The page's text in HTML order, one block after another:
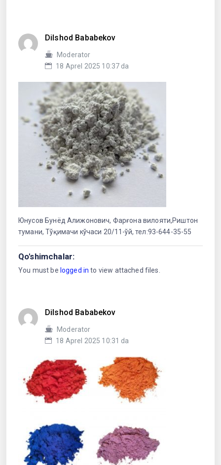
Dilshod Bababekov
Moderator
18 Aprel 2025 10:37 da
Юнусов Бунёд Алижонович, Фарғона вилояти,Риштон
тумани, Тўқимачи кўчаси 20/11-ўй, тел:93-644-35-55
Qo'shimchalar:
You must be logged in to view attached files.
Dilshod Bababekov
Moderator
18 Aprel 2025 10:31 da